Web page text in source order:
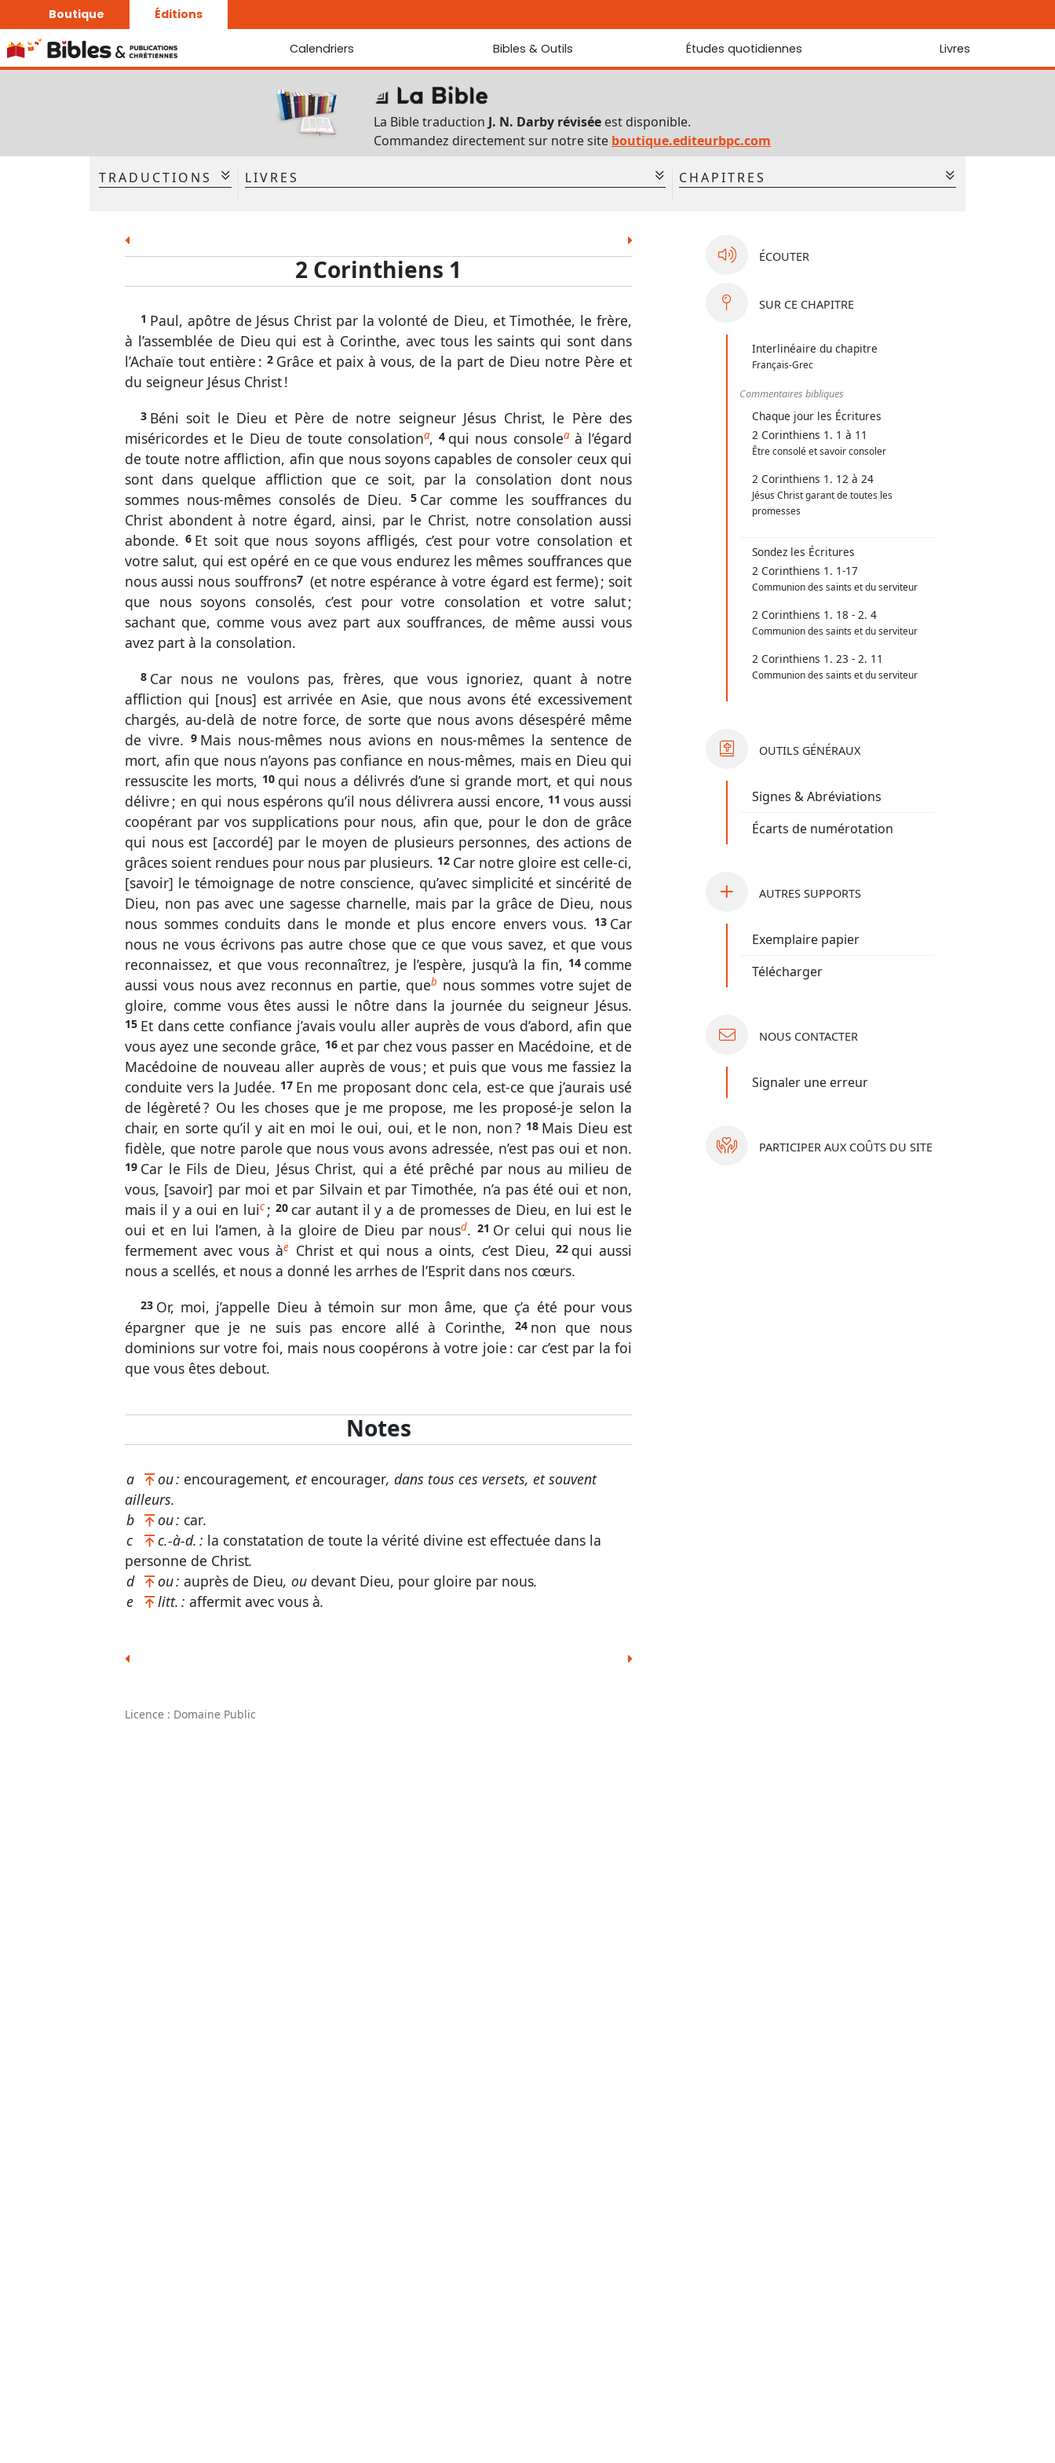
Boutique Éditions
Calendriers
La Bonne Semence
Le Seigneur est proche
Bibles & Outils
Bibles
Traduction J. N. Darby révisée
Traduction J. N. Darby
Ancien Testament interlinéaire
Téléchargements
Études quotidiennes Livres
La Bible traduction J. N. Darby révisée est disponible.
Commandez directement sur notre site boutique.editeurbpc.com
TRADUCTIONS
La Bible - Traduction J. N.
LIVRES
Ruth
1 Sam. 2 Sam. 1 Rois 2 Rois 1 Chr.
2 Chr.
Esd.
Néh. Est. Job Ps. Prov.
Ecc.
Joël
Amos Abd. Jon. Mich. Nah.
Hab.
Soph.
Agg. Zach. Mal.
Nouveau Testament
Matt. Marc Luc Jean Act. Rom.
1 Cor.
2 Cor.
Gal. Éph. Phil. Col. 1 Thes.
2 Thes.
1 Tim.
2 Tim. Tite Phm. Héb. Jac.
1 Pi.
1 Jean 3 Jean
CHAPITRES
2 Corinthiens 1
1 Paul, apôtre de Jésus Christ par la volonté de Dieu, et Timothée, le frère,
à l’assemblée de Dieu qui est à Corinthe, avec tous les saints qui sont dans
l’Achaïe tout entière : 2 Grâce et paix à vous, de la part de Dieu notre Père et
du seigneur Jésus Christ !
3 Béni soit le Dieu et Père de notre seigneur Jésus Christ, le Père des
miséricordes et le Dieu de toute consolationa,4 qui nous consoleaà l’égard
de toute notre affliction, afin que nous soyons capables de consoler ceux qui
sont dans quelque affliction que ce soit, par la consolation dont nous
sommes nous-mêmes consolés de Dieu.
5 Car comme les souffrances du
Christ abondent à notre égard, ainsi, par le Christ, notre consolation aussi
abonde.6 Et soit que nous soyons affligés, c’est pour votre consolation et
votre salut, qui est opéré en ce que vous endurez les mêmes souffrances que
nous aussi nous souffrons7 (et notre espérance à votre égard est ferme) ; soit
que nous soyons consolés, c’est pour votre consolation et votre salut ;
sachant que, comme vous avez part aux souffrances, de même aussi vous
avez part à la consolation.
8 Car nous ne voulons pas, frères, que vous ignoriez, quant à notre
affliction qui [nous] est arrivée en Asie, que nous avons été excessivement
chargés, au-delà de notre force, de sorte que nous avons désespéré même
de vivre. 9 Mais nous-mêmes nous avions en nous-mêmes la sentence de
mort, afin que nous n’ayons pas confiance en nous-mêmes, mais en Dieu qui
ressuscite les morts, 10 qui nous a délivrés d’une si grande mort, et qui nous
délivre ; en qui nous espérons qu’il nous délivrera aussi encore, 11 vous aussi
coopérant par vos supplications pour nous, afin que, pour le don de grâce
qui nous est [accordé] par le moyen de plusieurs personnes, des actions de
grâces soient rendues pour nous par plusieurs. 12 Car notre gloire est celle-ci,
[savoir] le témoignage de notre conscience, qu’avec simplicité et sincérité de
Dieu, non pas avec une sagesse charnelle, mais par la grâce de Dieu, nous
nous sommes conduits dans le monde et plus encore envers vous. 13 Car
nous ne vous écrivons pas autre chose que ce que vous savez, et que vous
reconnaissez, et que vous reconnaîtrez, je l’espère, jusqu’à la fin, 14 comme
aussi vous nous avez reconnus en partie, queb nous sommes votre sujet de
gloire, comme vous êtes aussi le nôtre dans la journée du seigneur Jésus.
15 Et dans cette confiance j’avais voulu aller auprès de vous d’abord, afin que
vous ayez une seconde grâce, 16 et par chez vous passer en Macédoine, et de
Macédoine de nouveau aller auprès de vous ; et puis que vous me fassiez la
conduite vers la Judée. 17 En me proposant donc cela, est-ce que j’aurais usé
de légèreté ? Ou les choses que je me propose, me les proposé-je selon la
chair, en sorte qu’il y ait en moi le oui, oui, et le non, non ? 18 Mais Dieu est
fidèle, que notre parole que nous vous avons adressée, n’est pas oui et non.
19 Car le Fils de Dieu, Jésus Christ, qui a été prêché par nous au milieu de
vous, [savoir] par moi et par Silvain et par Timothée, n’a pas été oui et non,
mais il y a oui en luic ; 20 car autant il y a de promesses de Dieu, en lui est le
oui et en lui l’amen, à la gloire de Dieu par nousd. 21 Or celui qui nous lie
fermement avec vous àe Christ et qui nous a oints, c’est Dieu, 22 qui aussi
nous a scellés, et nous a donné les arrhes de l’Esprit dans nos cœurs.
23 Or, moi, j’appelle Dieu à témoin sur mon âme, que ç’a été pour vous
épargner que je ne suis pas encore allé à Corinthe,
24 non que nous
dominions sur votre foi, mais nous coopérons à votre joie : car c’est par la foi
que vous êtes debout.
Notes
a ou : encouragement, et encourager, dans tous ces versets, et souvent
ailleurs.
b
ou : car.
c
c.-à-d. : la constatation de toute la vérité divine est effectuée dans la
personne de Christ.
d
ou : auprès de Dieu, ou devant Dieu, pour gloire par nous.
e
litt. : affermit avec vous à.
Licence : Domaine Public
ÉCOUTER
SUR CE CHAPITRE
Interlinéaire du chapitre
Français-Grec
Commentaires bibliques
Chaque jour les Écritures
2 Corinthiens 1. 1 à 11
Être consolé et savoir consoler
2 Corinthiens 1. 12 à 24
Jésus Christ garant de toutes les
promesses
Sondez les Écritures
2 Corinthiens 1. 1-17
Communion des saints et du serviteur
2 Corinthiens 1. 18 - 2. 4
Communion des saints et du serviteur
2 Corinthiens 1. 23 - 2. 11
Communion des saints et du serviteur
OUTILS GÉNÉRAUX
Signes & Abréviations
Écarts de numérotation
AUTRES SUPPORTS
Exemplaire papier
Télécharger
NOUS CONTACTER
Signaler une erreur
PARTICIPER AUX COÛTS DU SITE